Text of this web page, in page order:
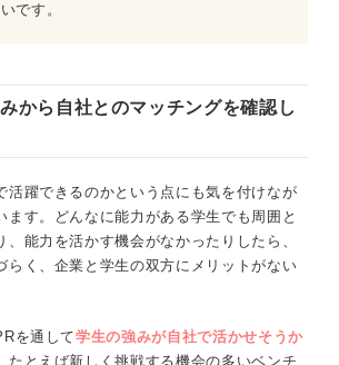
です。
から自社とのマッチングを確認し
活躍できるのかという点にも気を付けなが
ます。どんなに能力がある学生でも周囲と
、能力を活かす機会がなかったりしたら、
らく、企業と学生の双方にメリットがない
を通して学生の強みが自社で活かせそうか
たとえば新しく挑戦する機会の多いベンチ